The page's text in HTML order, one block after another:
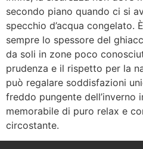
secondo piano quando ci si
specchio d’acqua congelato.
sempre lo spessore del
da soli in zone poco
prudenza e il rispetto per la
può regalare soddisfazioni
freddo pungente dell’inverno
memorabile di puro relax e
circostante.